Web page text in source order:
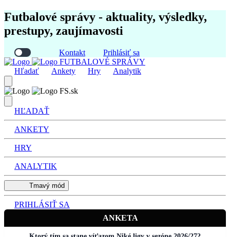
Futbalové správy - aktuality, výsledky,
prestupy, zaujímavosti
Kontakt
Prihlásiť sa
FUTBALOVÉ SPRÁVY
Hľadať
Ankety Hry Analytik
FS.sk
HĽADAŤ
ANKETY
HRY
ANALYTIK
Tmavý mód
PRIHLÁSIŤ SA
ANKETA